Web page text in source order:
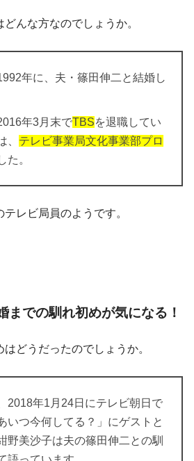
んな方なのでしょうか。
年に、夫・篠田伸二と結婚し
年3月末でTBSを退職してい
、 テレビ事業局文化事業部プロ
た。
レビ局員のようです。
までの馴れ初めが気になる！
どうだったのでしょうか。
2018年1月24日にテレビ朝日で
いつ今何してる？」にゲストと
野美沙子は夫の篠田伸二との馴